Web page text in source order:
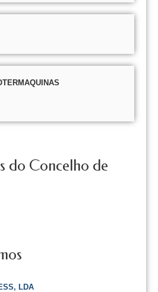
do Concelho de
LDA